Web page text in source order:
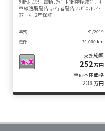
ﾗ 新ﾙｰﾑﾐﾗｰ 電動ﾘｱｹﾞｰﾄ 衝突軽減ﾌﾞﾚｰｷ
車線逸脱警告 歩行者警告 ｱﾝﾋﾞｴﾝﾄﾗｲﾄ
ｽﾏｰﾄｷｰ 2年保証
年式：
R1/2019
走行：
31,000 km
支払総額
252万円
車両本体価格
238 万円